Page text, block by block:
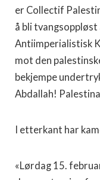
er Collectif
å bli
Antiimperialistisk
mot den
bekjempe
Abdallah!
I etterkant har
«Lørdag 15.